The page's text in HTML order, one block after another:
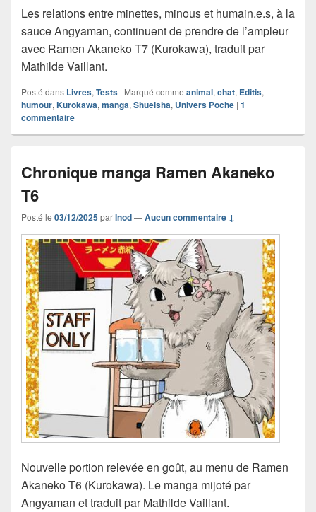
Les relations entre minettes, minous et humain.e.s, à la
sauce Angyaman, continuent de prendre de l’ampleur
avec Ramen Akaneko T7 (Kurokawa), traduit par
Mathilde Vaillant.
Posté dans Livres,Tests | Marqué comme animal,chat, Editis,
humour,Kurokawa,manga,Shueisha, Univers Poche | 1
commentaire
Chronique manga Ramen Akaneko
T6
Posté le 03/12/2025parInod—Aucun commentaire ↓
Nouvelle portion relevée en goût, au menu de Ramen
Akaneko T6 (Kurokawa). Le manga mijoté par
Angyaman et traduit par Mathilde Vaillant.